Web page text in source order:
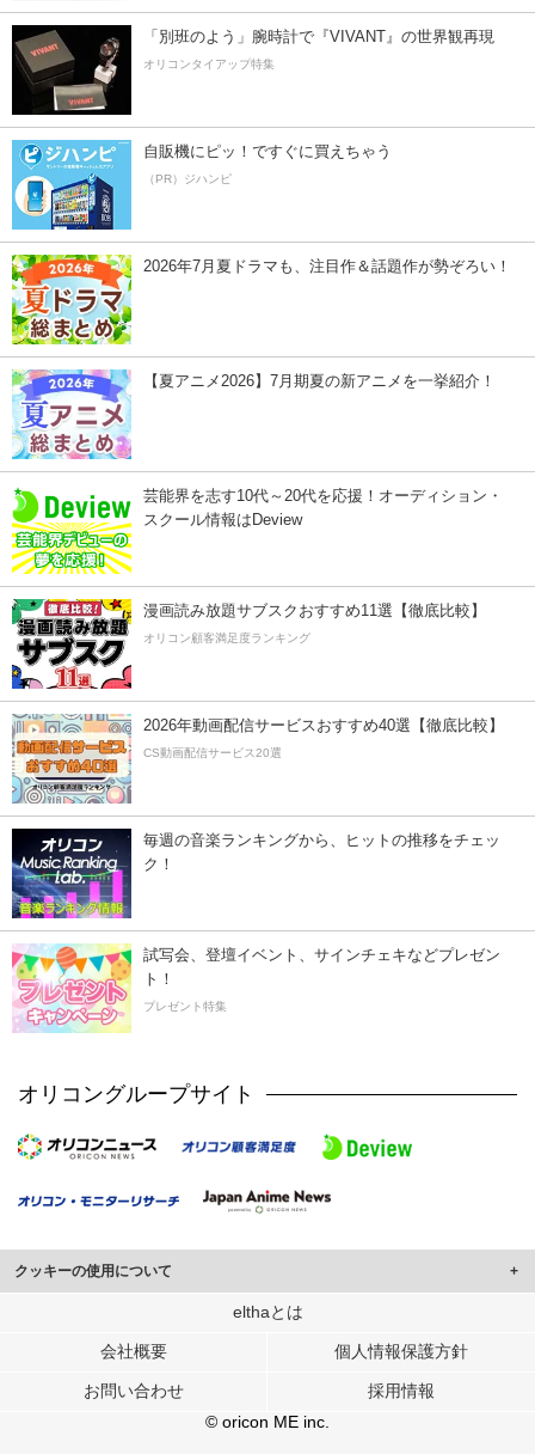
「別班のよう」腕時計で『VIVANT』の世界観再現
オリコンタイアップ特集
自販機にピッ！ですぐに買えちゃう
（PR）ジハンピ
2026年7月夏ドラマも、注目作＆話題作が勢ぞろい！
【夏アニメ2026】7月期夏の新アニメを一挙紹介！
芸能界を志す10代～20代を応援！オーディション・
スクール情報はDeview
漫画読み放題サブスクおすすめ11選【徹底比較】
オリコン顧客満足度ランキング
2026年動画配信サービスおすすめ40選【徹底比較】
CS動画配信サービス20選
毎週の音楽ランキングから、ヒットの推移をチェッ
ク！
試写会、登壇イベント、サインチェキなどプレゼン
ト！
プレゼント特集
オリコングループサイト
クッキーの使用について
このサイトでは Cookie を使用して、ユーザーに合わせたコンテンツや広告の
行っています。
メディアや広告配信、データ解析の各パートナーに提供しています。
各パートナーは、この情報とユーザーが各パートナーに提供した他の情報や、
ユーザーが各パートナーのサービスを使用したときに収集した他の情報を組み
elthaとは
会社概要 個人情報保護方針
お問い合わせ
採用情報
© oricon ME inc.